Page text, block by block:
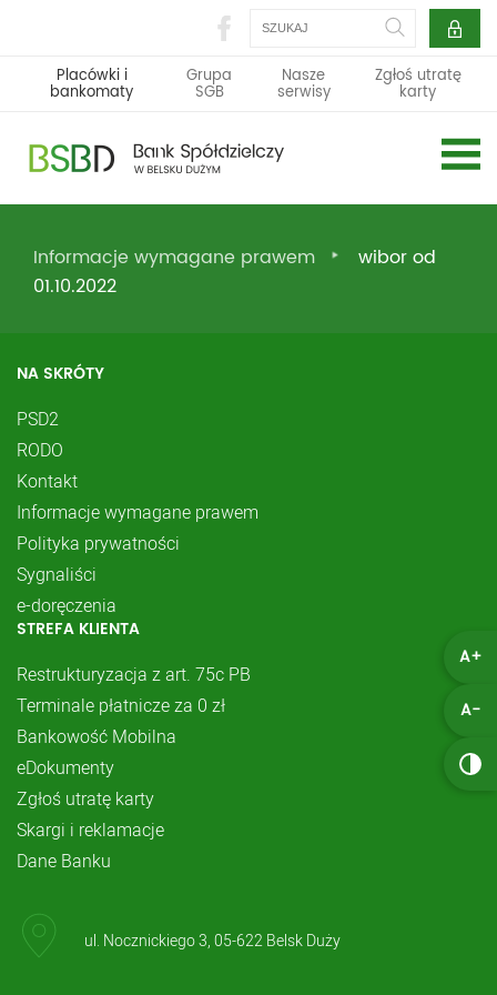
A+
A-
Szukaj
Placówki i
bankomaty
Grupa
SGB
Nasze
serwisy
Zgłoś utratę
karty
Informacje wymagane prawem
wibor od
01.10.2022
NA SKRÓTY
PSD2
RODO
Kontakt
Informacje wymagane prawem
Polityka prywatności
Sygnaliści
e-doręczenia
STREFA KLIENTA
Restrukturyzacja z art. 75c PB
Terminale płatnicze za 0 zł
Bankowość Mobilna
eDokumenty
Zgłoś utratę karty
Skargi i reklamacje
Dane Banku
ul. Nocznickiego 3, 05-622 Belsk Duży